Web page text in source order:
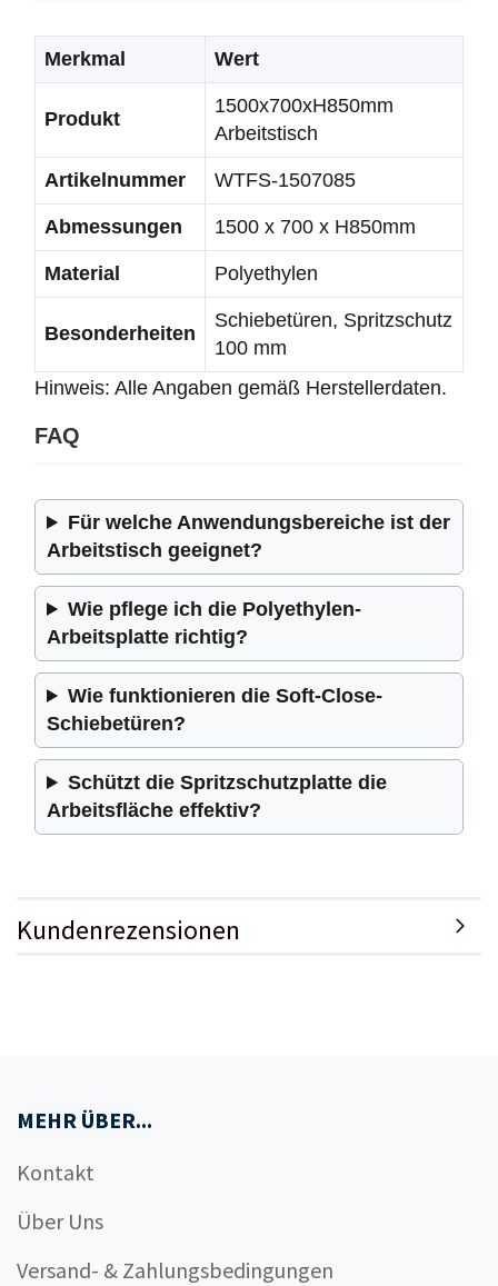
Merkmal Wert
Produkt
1500x700xH850mm
Arbeitstisch
Artikelnummer WTFS-1507085
Abmessungen 1500 x 700 x H850mm
Material Polyethylen
Besonderheiten
Schiebetüren, Spritzschutz
100 mm
Hinweis: Alle Angaben gemäß Herstellerdaten.
FAQ
Für welche Anwendungsbereiche ist der
Arbeitstisch geeignet?
Wie pflege ich die Polyethylen-
Arbeitsplatte richtig?
Wie funktionieren die Soft-Close-
Schiebetüren?
Schützt die Spritzschutzplatte die
Arbeitsfläche effektiv?
Kundenrezensionen
MEHR ÜBER...
Kontakt
Über Uns
Versand- & Zahlungsbedingungen